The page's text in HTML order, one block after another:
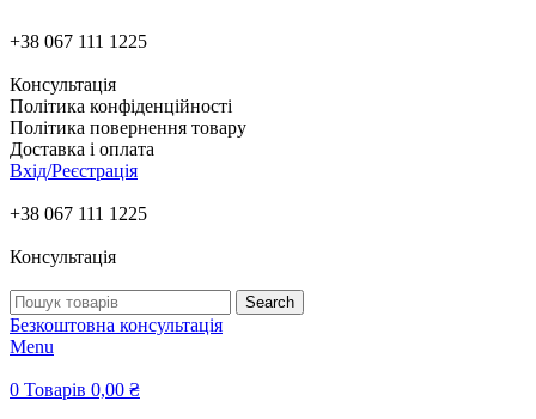
+38 067 111 1225
Консультація
Політика конфіденційності
Політика повернення товару
Доставка і оплата
Вхід/Реєстрація
+38 067 111 1225
Консультація
Search
Безкоштовна консультація
Menu
0 Товарів 0,00 ₴